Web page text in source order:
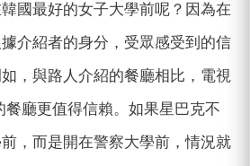
國最好的女子大學前呢？因為在
介紹者的身分，受眾感受到的信
，與路人介紹的餐廳相比，電視
廳更值得信賴。如果星巴克不
，而是開在警察大學前，情況就